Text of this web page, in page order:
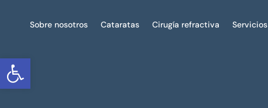
Abrir barra de herramientas
Sobre nosotros Cataratas Cirugía refractiva Servicios